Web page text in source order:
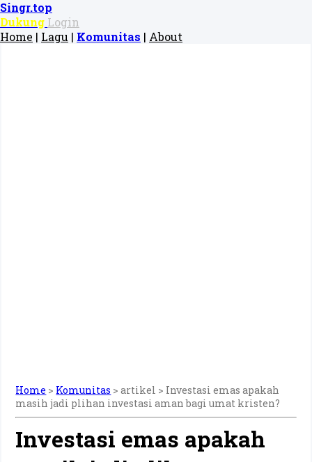
Singr.top
Dukung Login
Home | Lagu | Komunitas | About
Home > Komunitas > artikel > Investasi emas apakah
masih jadi plihan investasi aman bagi umat kristen?
Investasi emas apakah